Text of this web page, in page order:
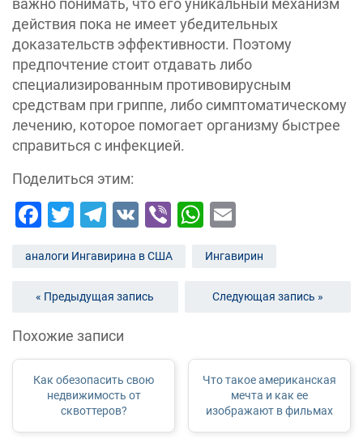
важно понимать, что его уникальный механизм
действия пока не имеет убедительных
доказательств эффективности. Поэтому
предпочтение стоит отдавать либо
специализированным противовирусным
средствам при гриппе, либо симптоматическому
лечению, которое помогает организму быстрее
справиться с инфекцией.
Поделиться этим:
Facebook
Twitter
Telegram
VK ViberWhatsApp
аналоги Ингавирина в США Ингавирин
« Предыдущая запись Следующая запись »
Похожие записи
Как обезопасить свою
недвижимость от
сквоттеров?
Что такое американская
мечта и как ее
изображают в фильмах